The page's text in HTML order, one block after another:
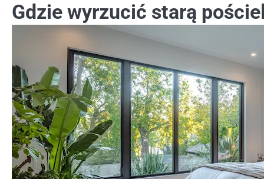
Gdzie wyrzucić starą